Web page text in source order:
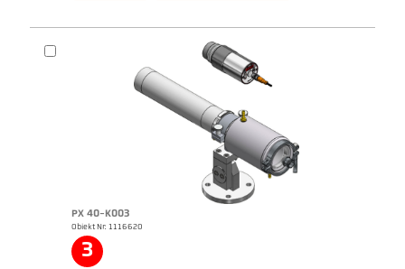
PX 40-K003
Obiekt Nr: 1116620
3